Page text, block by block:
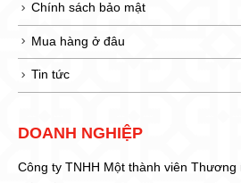
Chính sách bảo mật
Mua hàng ở đâu
Tin tức
DOANH NGHIỆP
Công ty TNHH Một thành viên